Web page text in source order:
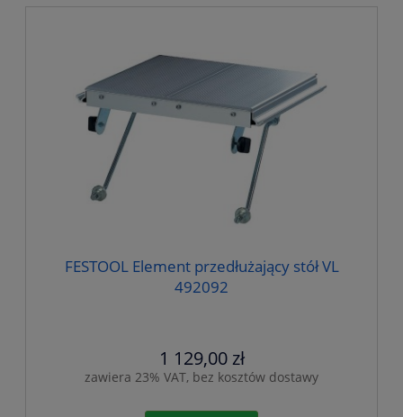
FESTOOL Element przedłużający stół VL
492092
1 129,00 zł
zawiera 23% VAT, bez kosztów dostawy